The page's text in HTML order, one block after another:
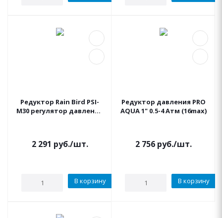
Редуктор Rain Bird PSI-
M30 регулятор давления
2 291 руб./шт.
В корзину
Редуктор давления PRO
AQUA 1" 0.5-4 Атм (16max)
2 756руб./шт.
В корзину